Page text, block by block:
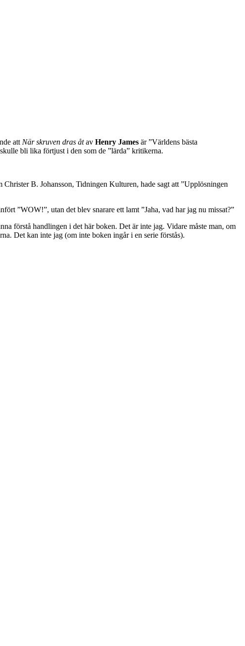
att När skruven dras åtav Henry James är ”Världens bästa
bli lika förtjust i den som de ”lärda” kritikerna.
B. Johansson, Tidningen Kulturen, hade sagt att ”Upplösningen
”WOW!”, utan det blev snarare ett lamt ”Jaha, vad har jag nu missat?”
förstå handlingen i det här boken. Det är inte jag. Vidare måste man, om
Det kan inte jag (om inte boken ingår i en serie förstås).